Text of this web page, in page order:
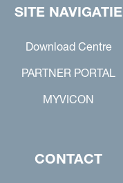
SITE NAVIGATIE
Download Centre
PARTNER PORTAL
MYVICON
CONTACT